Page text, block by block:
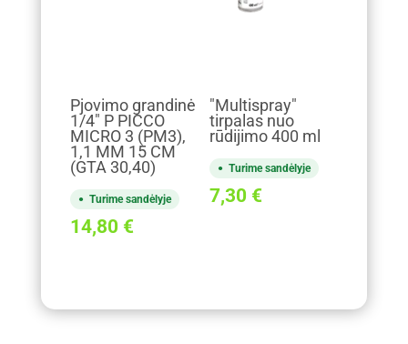
Pjovimo grandinė
1/4" P PICCO
MICRO 3 (PM3),
1,1 MM 15 CM
(GTA 30,40)
Turime sandėlyje
14,80 €
"Multispray"
tirpalas nuo
rūdijimo 400 ml
Turime sandėlyje
7,30 €